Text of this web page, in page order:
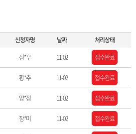
신청자명 날짜
처리상태
성*우 11-02 접수완료
황*추 11-02 접수완료
양*정 11-02 접수완료
장*미 11-02 접수완료